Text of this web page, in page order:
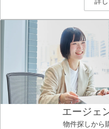
エージェ
物件探しから